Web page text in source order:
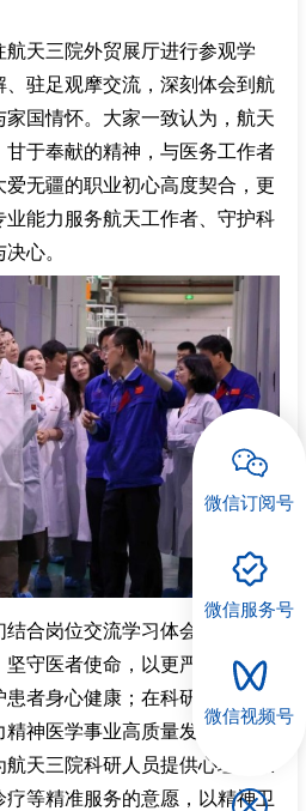
航天三院外贸展厅进行参观学
驻足观摩交流，深刻体会到航
国情怀。大家一致认为，航天
甘于奉献的精神，与医务工作者
无疆的职业初心高度契合，更
能力服务航天工作者、守护科
心。
合岗位交流学习体会，一致表
守医者使命，以更严谨细致的
者身心健康；在科研与管理工
神医学事业高质量发展。同
天三院科研人员提供心理健康
等精准服务的意愿，以精神卫
微信订阅号
微信服务号
微信视频号